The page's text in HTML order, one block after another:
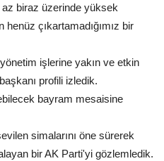
biraz üzerinde yüksek
çıkartamadığımız bir
işlerine yakın ve etkin
profili izledik.
bayram mesaisine
simalarını öne sürerek
bir AK Parti'yi gözlemledik.